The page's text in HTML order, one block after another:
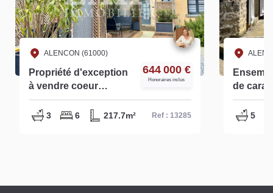
ALENCON (61000)
Propriété d'exception
à vendre coeur
historique d'Alençon -
Réf 13285
644 000 €
Honoraires inclus
3 6 217.7m² Ref : 13285
de
pierres,
portes
5